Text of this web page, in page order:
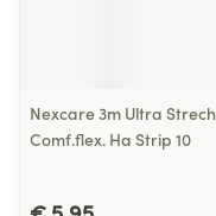
Nexcare 3m Ultra Strech
Comf.flex. Ha Strip 10